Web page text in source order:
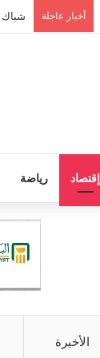
أخبار عاجلة شباك
إقتصاد رياضة
الأخيرة